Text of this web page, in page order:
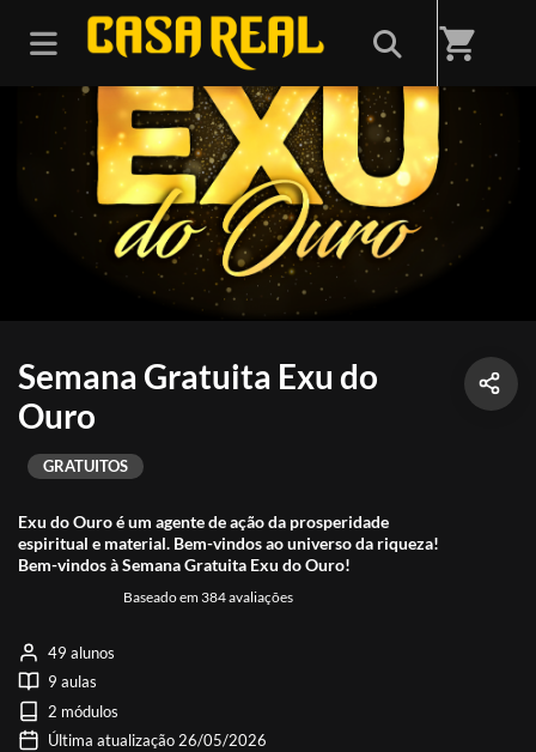
shopping_cart
Semana Gratuita Exu do
Ouro
Exu do Ouro é um agente de ação da prosperidade
espiritual e material. Bem-vindos ao universo da riqueza!
Bem-vindos à Semana Gratuita Exu do Ouro!
Baseado em 384 avaliações
GRATUITOS
49 alunos
9 aulas
2 módulos
Última atualização 26/05/2026